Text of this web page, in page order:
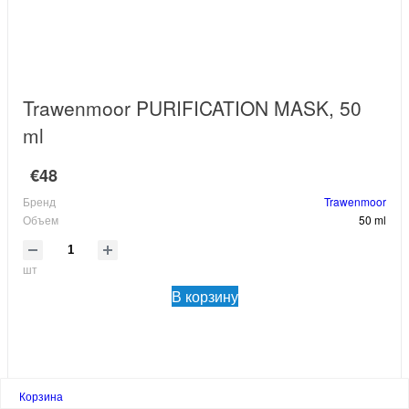
Trawenmoor PURIFICATION MASK, 50
ml
€48
Бренд
Trawenmoor
Объем
50 ml
шт
В корзину
Корзина